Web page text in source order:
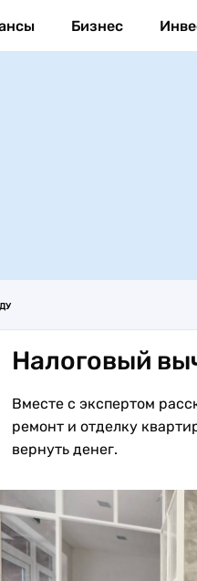
Бизнес
Налоговый
Вместе с экспертом
ремонт и отделку
вернуть денег.